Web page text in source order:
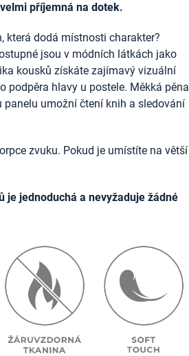
příjemná na dotek.
která dodá místnosti charakter?
jsou v módních látkách jako
kousků získáte zajímavý vizuální
podpěra hlavy u postele. Měkká pěna
umožní čtení knih a sledování
zvuku. Pokud je umístíte na větší
je jednoduchá a nevyžaduje žádné